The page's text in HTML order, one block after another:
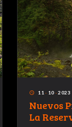
access_time 11 · 10 · 2023
Nuevos
La